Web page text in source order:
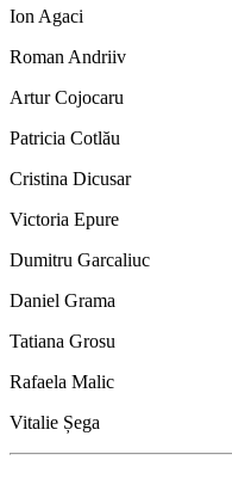
Ion Agaci
Roman Andriiv
Artur Cojocaru
Patricia Cotlău
Cristina Dicusar
Victoria Epure
Dumitru Garcaliuc
Daniel Grama
Tatiana Grosu
Rafaela Malic
Vitalie Șega